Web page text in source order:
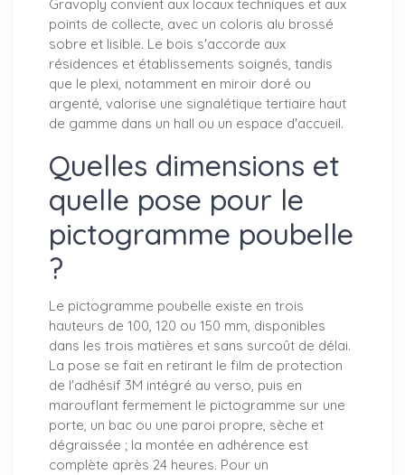
Gravoply convient aux locaux techniques et aux
points de collecte, avec un coloris alu brossé
sobre et lisible. Le bois s'accorde aux
résidences et établissements soignés, tandis
que le plexi, notamment en miroir doré ou
argenté, valorise une signalétique tertiaire haut
de gamme dans un hall ou un espace d'accueil.
Quelles dimensions et
quelle pose pour le
pictogramme poubelle
?
Le pictogramme poubelle existe en trois
hauteurs de 100, 120 ou 150 mm, disponibles
dans les trois matières et sans surcoût de délai.
La pose se fait en retirant le film de protection
de l'adhésif 3M intégré au verso, puis en
marouflant fermement le pictogramme sur une
porte, un bac ou une paroi propre, sèche et
dégraissée ; la montée en adhérence est
complète après 24 heures. Pour un